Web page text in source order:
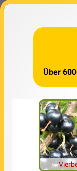
Über